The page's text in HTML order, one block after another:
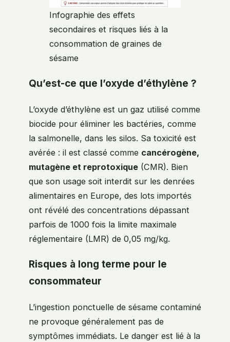
Infographie des effets
secondaires et risques liés à la
consommation de graines de
sésame
Qu’est-ce que l’oxyde d’éthylène ?
L’oxyde d’éthylène est un gaz utilisé comme
biocide pour éliminer les bactéries, comme
la salmonelle, dans les silos. Sa toxicité est
avérée : il est classé comme cancérogène,
mutagène et reprotoxique (CMR). Bien
que son usage soit interdit sur les denrées
alimentaires en Europe, des lots importés
ont révélé des concentrations dépassant
parfois de 1000 fois la limite maximale
réglementaire (LMR) de 0,05 mg/kg.
Risques à long terme pour le
consommateur
L’ingestion ponctuelle de sésame contaminé
ne provoque généralement pas de
symptômes immédiats. Le danger est lié à la